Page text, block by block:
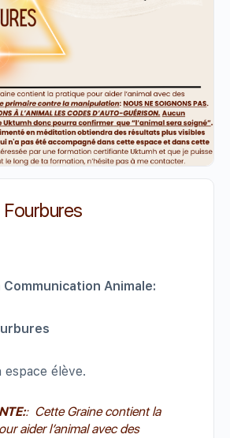
Communication Animale:
élève.
: Cette Graine contient la
aider l’animal avec des